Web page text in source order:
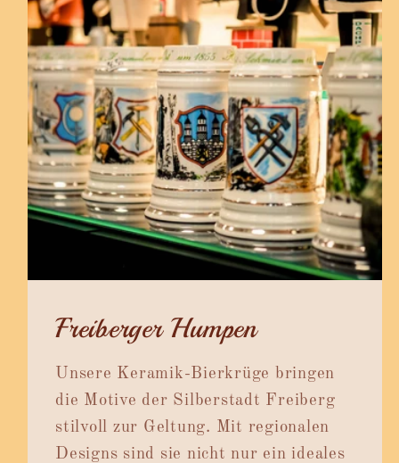
Freiberger Humpen
Unsere Keramik-Bierkrüge bringen
die Motive der Silberstadt Freiberg
stilvoll zur Geltung. Mit regionalen
Designs sind sie nicht nur ein ideales